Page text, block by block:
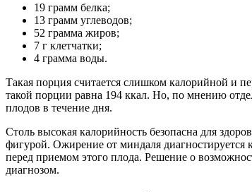
19 грамм белка;
13 грамм углеводов;
52 грамма жиров;
7 г клетчатки;
4 грамма воды.
Такая порция считается слишком калорийной и
такой порции равна 194 ккал. Но, по мнению
плодов в течение дня.
Столь высокая калорийность безопасна для
фигурой. Ожирение от миндаля диагностируется
перед приемом этого плода. Решение о
диагнозом.